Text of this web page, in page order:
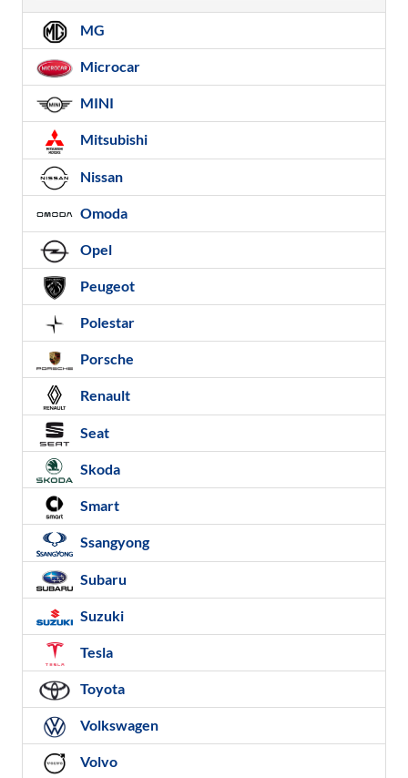
MG
Microcar
MINI
Mitsubishi
Nissan
Omoda
Opel
Peugeot
Polestar
Porsche
Renault
Seat
Skoda
Smart
Ssangyong
Subaru
Suzuki
Tesla
Toyota
Volkswagen
Volvo